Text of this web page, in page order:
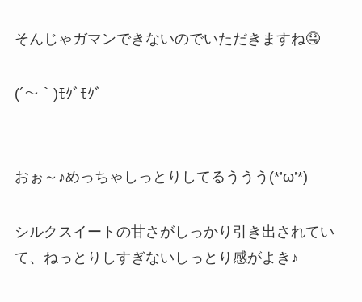
そんじゃガマンできないのでいただきますね🤤
(´～｀)ﾓｸﾞﾓｸﾞ
おぉ～♪めっちゃしっとりしてるううう(*’ω’*)
シルクスイートの甘さがしっかり引き出されてい
て、ねっとりしすぎないしっとり感がよき♪